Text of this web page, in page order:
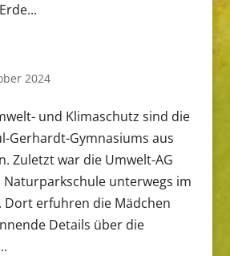
2024
und Klimaschutz sind die
Gerhardt-Gymnasiums aus
Zuletzt war die Umwelt-AG
unterwegs im
Dort erfuhren die Mädchen
Details über die